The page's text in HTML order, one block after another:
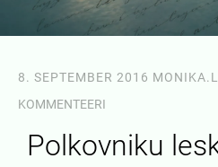
8. SEPTEMBER 2016
KOMMENTEERI
Polkovniku